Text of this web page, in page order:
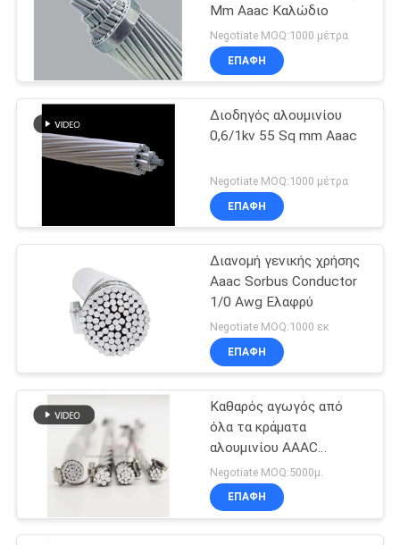
SITEMAP
PRIVACY
POLICY
Mm Aaac Καλώδιο
Negotiate MOQ:1000 μέτρα
ΕΠΑΦΉ
Διοδηγός αλουμινίου
0,6/1kv 55 Sq mm Aaac
Negotiate MOQ:1000 μέτρα
ΕΠΑΦΉ
Διανομή γενικής χρήσης
Aaac Sorbus Conductor
1/0 Awg Ελαφρύ
Negotiate MOQ:1000 εκ
ΕΠΑΦΉ
Καθαρός αγωγός από
όλα τα κράματα
αλουμινίου AAAC
Ανώτερη αντοχή στη
διάβρωση και ελαφριά
αντοχή για δίκτυα
Negotiate MOQ:5000μ.
ΕΠΑΦΉ